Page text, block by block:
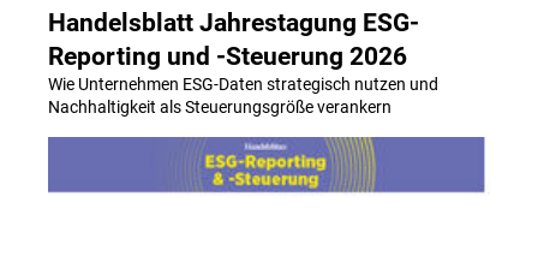
Handelsblatt Jahrestagung ESG-
Reporting und -Steuerung 2026
Wie Unternehmen ESG-Daten strategisch nutzen und
Nachhaltigkeit als Steuerungsgröße verankern